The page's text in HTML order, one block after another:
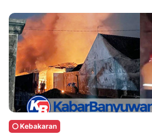
Kebakaran